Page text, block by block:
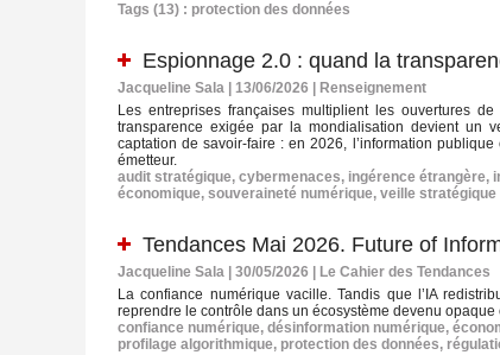
Tags (13) : protection des données
Espionnage 2.0 : quand la
Jacqueline Sala | 13/06/2026
Renseignement
Les entreprises françaises multiplient les ouvertures
transparence exigée par la mondialisation devient un
captation de savoir‑faire : en 2026, l’information
émetteur.
audit stratégique, cybermenaces, ingérence étrangère,
économique, souveraineté numérique, veille stratégique
Tendances Mai 2026. Future of
Jacqueline Sala | 30/05/2026
Le Cahier des Tendances
La confiance numérique vacille. Tandis que l’IA
reprendre le contrôle dans un écosystème devenu opaque
confiance numérique, désinformation numérique,
profilage algorithmique, protection des données,